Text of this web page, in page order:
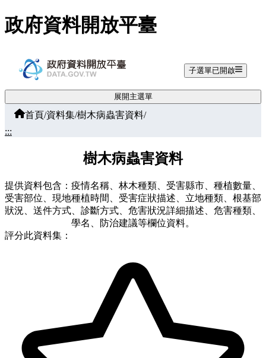
跳至主要內容
政府資料開放平臺
子選單已開啟
展開主選單
首頁/資料集/樹木病蟲害資料/
:::
樹木病蟲害資料
提供資料包含：疫情名稱、林木種類、受害縣市、種植數量、
受害部位、現地種植時間、受害症狀描述、立地種類、根基部
狀況、送件方式、診斷方式、危害狀況詳細描述、危害種類、
學名、防治建議等欄位資料。
評分此資料集：